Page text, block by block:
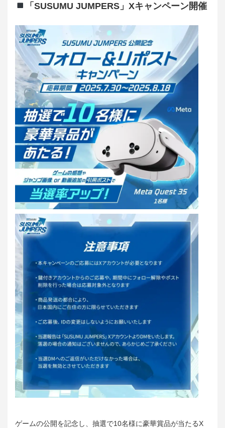
「SUSUMU JUMPERS」Xキャンペーン開催
ゲームの公開を記念し、抽選で10名様に豪華賞品が当たるX